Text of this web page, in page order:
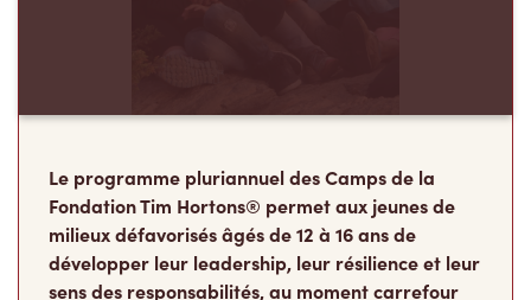
Le programme pluriannuel des Camps de la
milieux défavorisés âgés de 12 à 16 ans de
développer leur leadership, leur résilience et leur
sens des responsabilités, au moment carrefour
de leur vie où ils déterminent ce qu’ils
deviendront à l’âge adulte.